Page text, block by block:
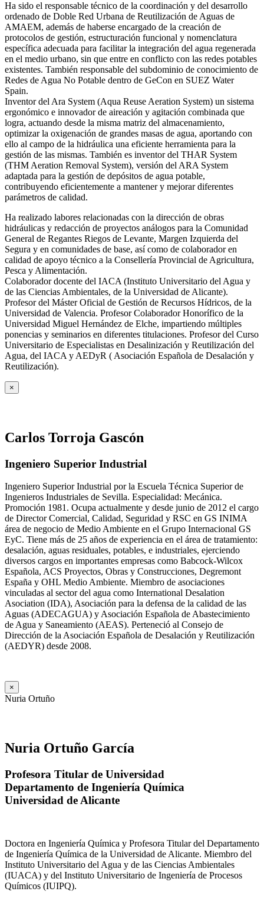
Ha sido el responsable técnico de la coordinación y del desarrollo
ordenado de Doble Red Urbana de Reutilización de Aguas de
AMAEM, además de haberse encargado de la creación de
protocolos de gestión, estructuración funcional y nomenclatura
específica adecuada para facilitar la integración del agua regenerada
en el medio urbano, sin que entre en conflicto con las redes potables
existentes. También responsable del subdominio de conocimiento de
Redes de Agua No Potable dentro de GeCon en SUEZ Water
Spain.
Inventor del Ara System (Aqua Reuse Aeration System) un sistema
ergonómico e innovador de aireación y agitación combinada que
logra, actuando desde la misma matriz del almacenamiento,
optimizar la oxigenación de grandes masas de agua, aportando con
ello al campo de la hidráulica una eficiente herramienta para la
gestión de las mismas. También es inventor del THAR System
(THM Aeration Removal System), versión del ARA System
adaptada para la gestión de depósitos de agua potable,
contribuyendo eficientemente a mantener y mejorar diferentes
parámetros de calidad.
Ha realizado labores relacionadas con la dirección de obras
hidráulicas y redacción de proyectos análogos para la Comunidad
General de Regantes Riegos de Levante, Margen Izquierda del
Segura y en comunidades de base, así como de colaborador en
calidad de apoyo técnico a la Consellería Provincial de Agricultura,
Pesca y Alimentación.
Colaborador docente del IACA (Instituto Universitario del Agua y
de las Ciencias Ambientales, de la Universidad de Alicante).
Profesor del Máster Oficial de Gestión de Recursos Hídricos, de la
Universidad de Valencia. Profesor Colaborador Honorífico de la
Universidad Miguel Hernández de Elche, impartiendo múltiples
ponencias y seminarios en diferentes titulaciones. Profesor del Curso
Universitario de Especialistas en Desalinización y Reutilización del
Agua, del IACA y AEDyR ( Asociación Española de Desalación y
Reutilización).
×
Carlos Torroja Gascón
Ingeniero Superior Industrial
Ingeniero Superior Industrial por la Escuela Técnica Superior de
Ingenieros Industriales de Sevilla. Especialidad: Mecánica.
Promoción 1981. Ocupa actualmente y desde junio de 2012 el cargo
de Director Comercial, Calidad, Seguridad y RSC en GS INIMA
área de negocio de Medio Ambiente en el Grupo Internacional GS
EyC. Tiene más de 25 años de experiencia en el área de tratamiento:
desalación, aguas residuales, potables, e industriales, ejerciendo
diversos cargos en importantes empresas como Babcock-Wilcox
Española, ACS Proyectos, Obras y Construcciones, Degremont
España y OHL Medio Ambiente. Miembro de asociaciones
vinculadas al sector del agua como International Desalation
Asociation (IDA), Asociación para la defensa de la calidad de las
Aguas (ADECAGUA) y Asociación Española de Abastecimiento
de Agua y Saneamiento (AEAS). Perteneció al Consejo de
Dirección de la Asociación Española de Desalación y Reutilización
(AEDYR) desde 2008.
×
Nuria Ortuño
Nuria Ortuño García
Profesora Titular de Universidad
Departamento de Ingeniería Química
Universidad de Alicante
Doctora en Ingeniería Química y Profesora Titular del Departamento
de Ingeniería Química de la Universidad de Alicante. Miembro del
Instituto Universitario del Agua y de las Ciencias Ambientales
(IUACA) y del Instituto Universitario de Ingeniería de Procesos
Químicos (IUIPQ).